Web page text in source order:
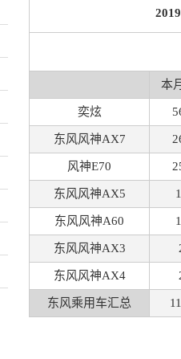
本
奕炫
东风风神AX7
风神E70
东风风神AX5
东风风神A60
东风风神AX3
东风风神AX4
东风乘用车汇总